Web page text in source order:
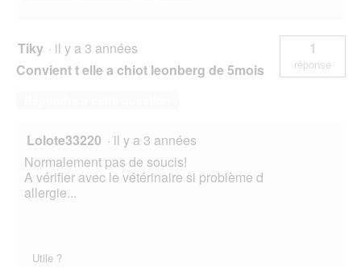
Tiky · il y a 3 années
Convient t elle a chiot leonberg de 5mois
1
réponse
Lolote33220 · il y a 3 années
Normalement pas de soucis!
A vérifier avec le vétérinaire si problème d
allergie...
Utile ?